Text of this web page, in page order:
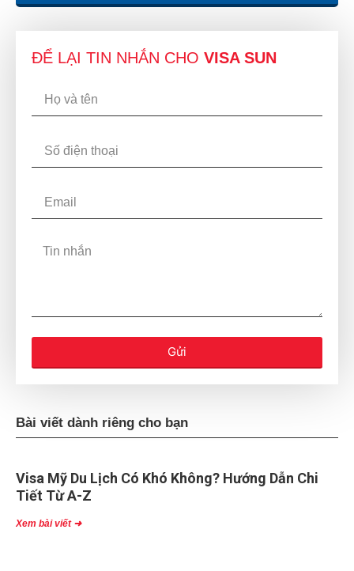
ĐỂ LẠI TIN NHẮN CHO VISA SUN
Gửi
Bài viết dành riêng cho bạn
Visa Mỹ Du Lịch Có Khó Không? Hướng Dẫn Chi
Tiết Từ A-Z
Xem bài viết ➜